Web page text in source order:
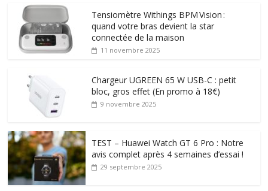
Tensiomètre Withings BPM Vision :
quand votre bras devient la star
connectée de la maison
11 novembre 2025
Chargeur UGREEN 65 W USB-C : petit
bloc, gros effet (En promo à 18€)
9 novembre 2025
TEST – Huawei Watch GT 6 Pro : Notre
avis complet après 4 semaines d’essai !
29 septembre 2025